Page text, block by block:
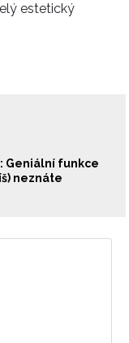
estetický
Geniální funkce
neznáte